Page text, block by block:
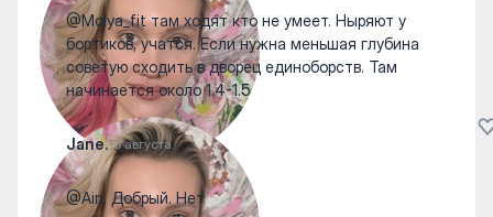
@Molya_fit там ходят кто не умеет. Ныряют у
бортиков, учатся. Если нужна меньшая глубина
советую сходить в дворец единоборств. Там
начинается около 1.4-1.5
Jane.13 августа
@Ain. Добрый. Нет